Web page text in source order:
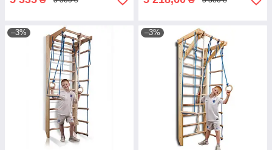
–3% –3%